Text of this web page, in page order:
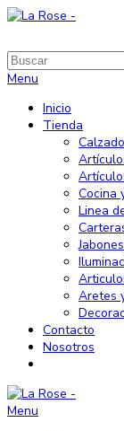
Menu
Inicio
Tienda
Calzado
Cocina
Linea
Aretes
Contacto
Nosotros
Menu